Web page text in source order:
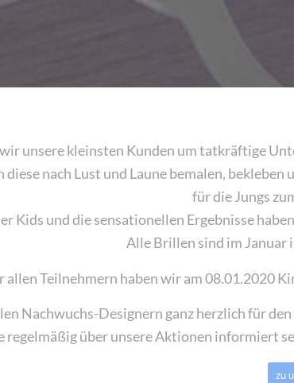
unsere kleinsten Kunden um tatkräftige
nach Lust und Laune bemalen,
für die Jungs
Kids und die sensationellen Ergebnisse
Alle Brillen sind im Januar
allen Teilnehmern haben wir am 08.01.2020
Nachwuchs-Designern ganz herzlich für
regelmäßig über unsere Aktionen informiert
zu